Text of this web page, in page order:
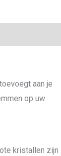
aan je
op uw
kristallen zijn